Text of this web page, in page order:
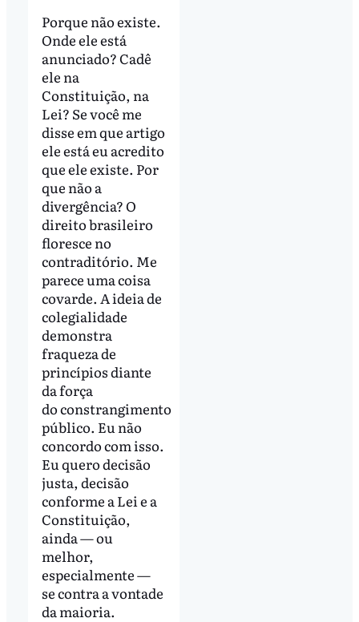
Porque não existe.
Onde ele está
anunciado? Cadê
ele na
Constituição, na
Lei? Se você me
disse em que artigo
ele está eu acredito
que ele existe. Por
que não a
divergência? O
direito brasileiro
floresce no
contraditório. Me
parece uma coisa
covarde. A ideia de
colegialidade
demonstra
fraqueza de
princípios diante
da força
do constrangimento
público. Eu não
concordo com isso.
Eu quero decisão
justa, decisão
conforme a Lei e a
Constituição,
ainda — ou
melhor,
especialmente —
se contra a vontade
da maioria.